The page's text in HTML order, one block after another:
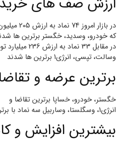
در بازار
که خودرو، وسدید، خگستر برترین ها
در مقابل 33
وسالت، تپسی، انرژی1 برترین ها شدند
برترین عرضه و
خگستر، خودرو، خساپا برترین تقاضا و
انرژی1، وسگلستا، وساربیل سه نماد با برترین عرضه بودند
بیشترین افزایش